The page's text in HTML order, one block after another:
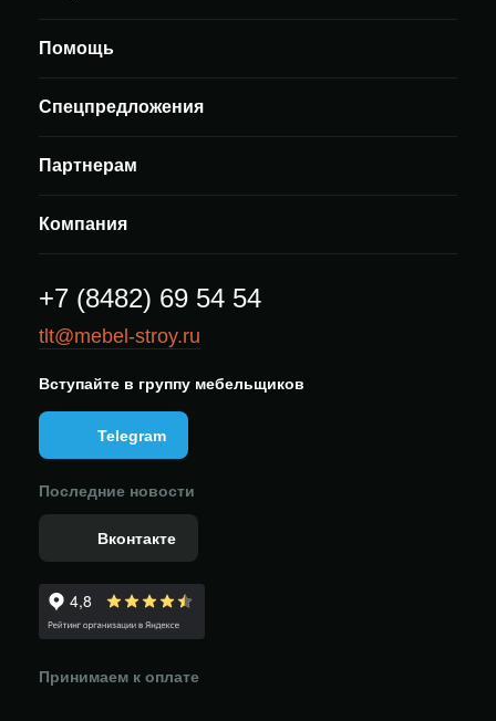
Помощь
Спецпредложения
Партнерам
Компания
+7 (8482) 69 54 54
tlt@mebel-stroy.ru
Вступайте в группу мебельщиков
Telegram
Последние новости
Вконтакте
Принимаем к оплате